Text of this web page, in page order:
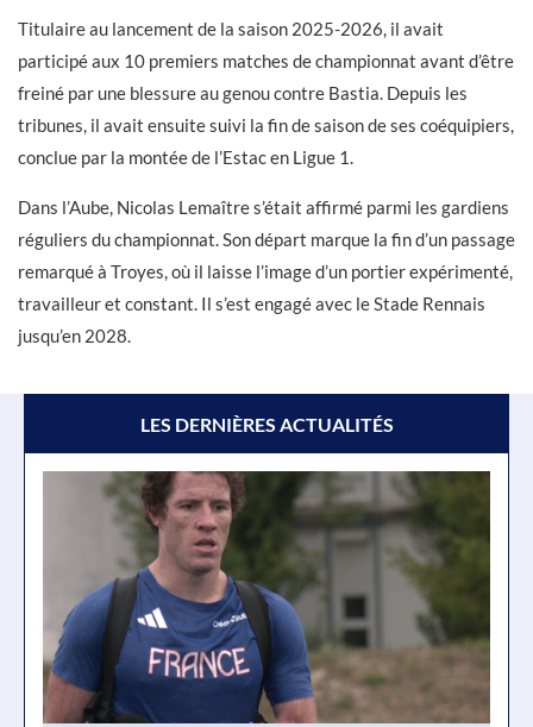
Titulaire au lancement de la saison 2025-2026, il avait
participé aux 10 premiers matches de championnat avant d’être
freiné par une blessure au genou contre Bastia. Depuis les
tribunes, il avait ensuite suivi la fin de saison de ses coéquipiers,
conclue par la montée de l’Estac en Ligue 1.
Dans l’Aube, Nicolas Lemaître s’était affirmé parmi les gardiens
réguliers du championnat. Son départ marque la fin d’un passage
remarqué à Troyes, où il laisse l’image d’un portier expérimenté,
travailleur et constant. Il s’est engagé avec le Stade Rennais
jusqu’en 2028.
LES DERNIÈRES ACTUALITÉS